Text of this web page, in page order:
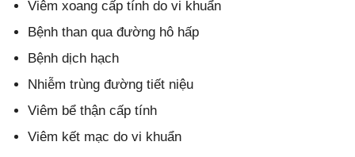
Viêm xoang cấp tính do vi khuẩn
Bệnh than qua đường hô hấp
Bệnh dịch hạch
Nhiễm trùng đường tiết niệu
Viêm bể thận cấp tính
Viêm kết mạc do vi khuẩn